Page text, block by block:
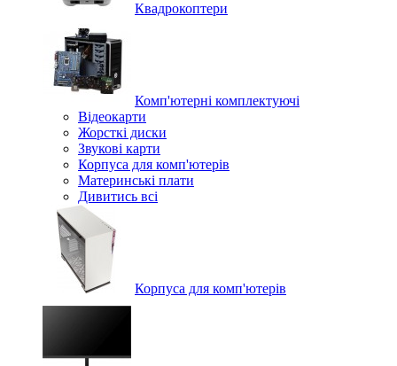
Квадрокоптери
Комп'ютерні комплектуючі
Відеокарти
Жорсткі диски
Звукові карти
Корпуса для комп'ютерів
Материнські плати
Дивитись всі
Корпуса для комп'ютерів